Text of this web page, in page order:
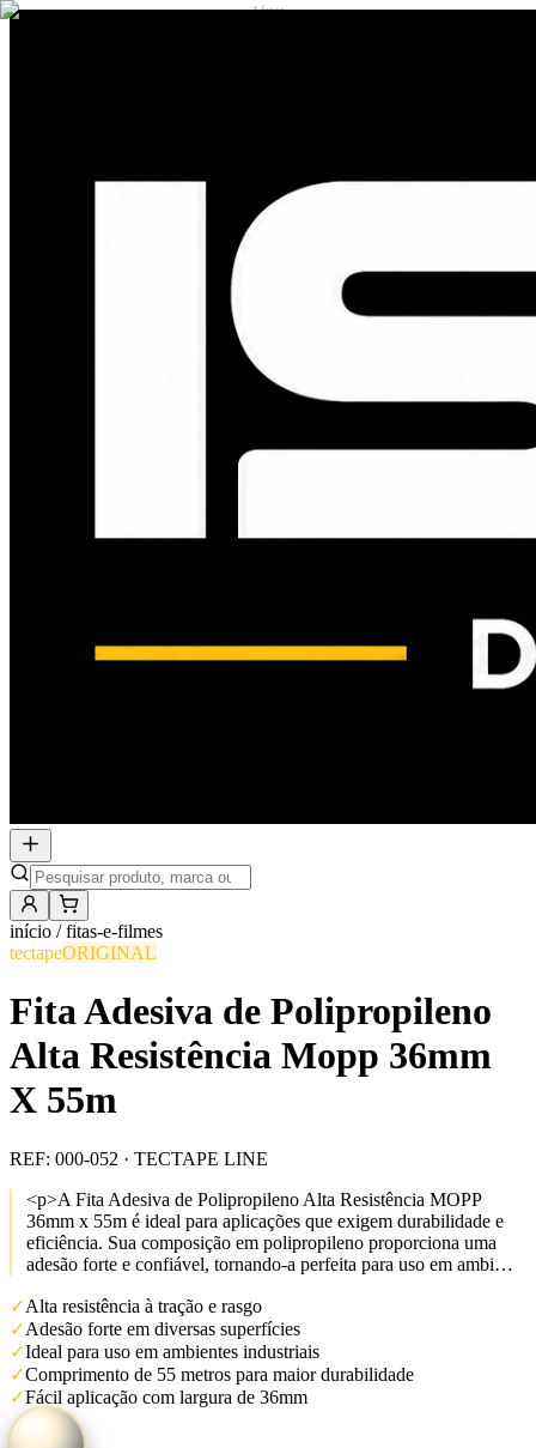
início /fitas-e-filmes
tectapeORIGINAL
Fita Adesiva de Polipropileno
Alta Resistência Mopp 36mm
X 55m
REF: 000-052 · TECTAPE LINE
<p>A Fita Adesiva de Polipropileno Alta Resistência MOPP
36mm x 55m é ideal para aplicações que exigem durabilidade e
eficiência. Sua composição em polipropileno proporciona uma
adesão forte e confiável, tornando-a perfeita para uso em ambi…
✓Alta resistência à tração e rasgo
✓Adesão forte em diversas superfícies
✓Ideal para uso em ambientes industriais
✓Comprimento de 55 metros para maior durabilidade
✓Fácil aplicação com largura de 36mm
1fotos